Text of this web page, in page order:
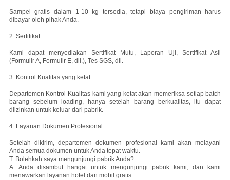
Sampel gratis dalam 1-10 kg tersedia, tetapi biaya pengiriman harus
dibayar oleh pihak Anda.
2. Sertifikat
Kami dapat menyediakan Sertifikat Mutu, Laporan Uji, Sertifikat Asli
(Formulir A, Formulir E, dll.), Tes SGS, dll.
3. Kontrol Kualitas yang ketat
Departemen Kontrol Kualitas kami yang ketat akan memeriksa setiap batch
barang sebelum loading, hanya setelah barang berkualitas, itu dapat
diizinkan untuk keluar dari pabrik.
4. Layanan Dokumen Profesional
Setelah dikirim, departemen dokumen profesional kami akan melayani
Anda semua dokumen untuk Anda tepat waktu.
T: Bolehkah saya mengunjungi pabrik Anda?
A: Anda disambut hangat untuk mengunjungi pabrik kami, dan kami
menawarkan layanan hotel dan mobil gratis.